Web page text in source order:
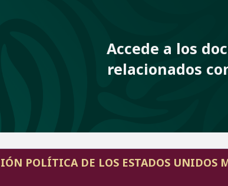
Accede a los
relacionados
POLÍTICA DE LOS ESTADOS UNIDOS